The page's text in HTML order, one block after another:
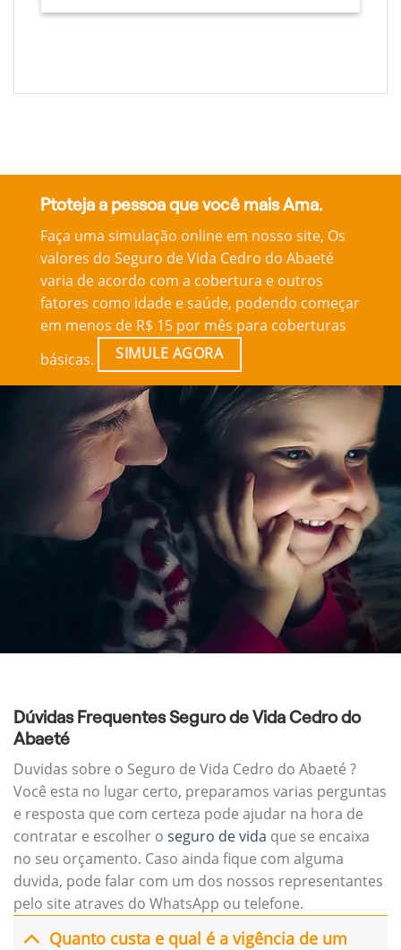
Ptoteja a pessoa que você mais Ama.
Faça uma simulação online em nosso site, Os
valores do Seguro de Vida Cedro do Abaeté
varia de acordo com a cobertura e outros
fatores como idade e saúde, podendo começar
em menos de R$ 15 por mês para coberturas
básicas.
SIMULE AGORA
Dúvidas Frequentes Seguro de Vida Cedro do
Abaeté
Duvidas sobre o Seguro de Vida Cedro do Abaeté ?
Você esta no lugar certo, preparamos varias perguntas
e resposta que com certeza pode ajudar na hora de
contratar e escolher o seguro de vida que se encaixa
no seu orçamento. Caso ainda fique com alguma
duvida, pode falar com um dos nossos representantes
pelo site atraves do WhatsApp ou telefone.
Quanto custa e qual é a vigência de um